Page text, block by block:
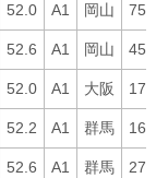
52.0 A1 岡山 75
52.6 A1 岡山 45
52.0 A1 大阪 17
52.2 A1 群馬 16
52.6 A1 群馬 27